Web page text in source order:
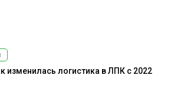
изменилась логистика в ЛПК с 2022